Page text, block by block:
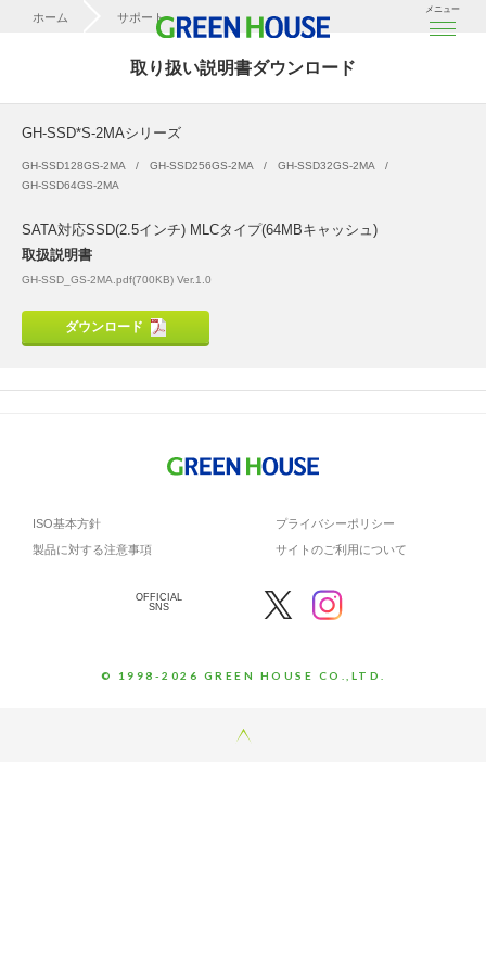
メニュー
ホーム サポート
取り扱い説明書ダウンロード
GH-SSD*S-2MAシリーズ
GH-SSD128GS-2MA GH-SSD256GS-2MA
GH-SSD32GS-2MA
GH-SSD64GS-2MA
SATA対応SSD(2.5インチ) MLCタイプ(64MBキャッシュ)
取扱説明書
GH-SSD_GS-2MA.pdf(700KB) Ver.1.0
ダウンロード
ISO基本方針
プライバシーポリシー
製品に対する注意事項
サイトのご利用について
OFFICIAL
SNS
© 1998-2026 GREEN HOUSE CO.,LTD.